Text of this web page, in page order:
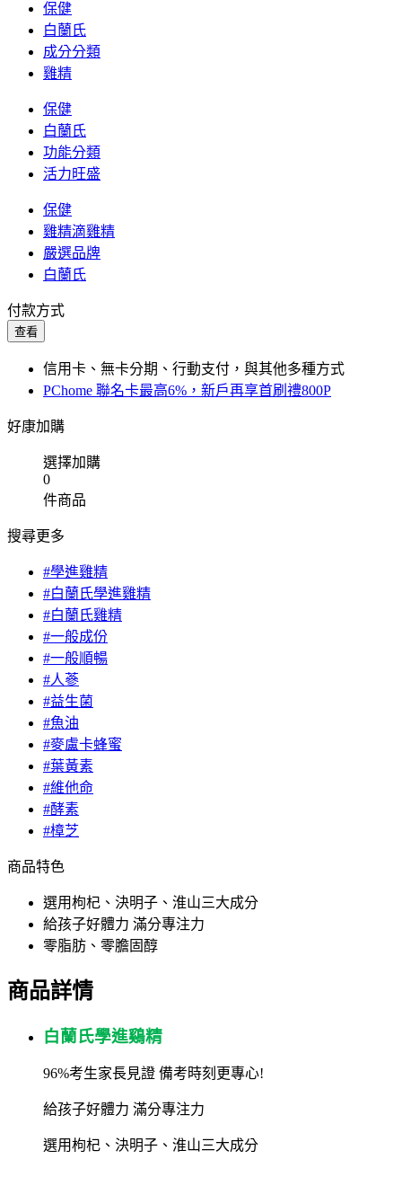
保健
白蘭氏
成分分類
雞精
保健
白蘭氏
功能分類
活力旺盛
保健
雞精滴雞精
嚴選品牌
白蘭氏
付款方式
查看
信用卡、無卡分期、行動支付，與其他多種方式
PChome 聯名卡最高6%，新戶再享首刷禮800P
好康加購
選擇加購
0
件商品
搜尋更多
#學進雞精
#白蘭氏學進雞精
#白蘭氏雞精
#一般成份
#一般順暢
#人蔘
#益生菌
#魚油
#麥盧卡蜂蜜
#葉黃素
#維他命
#酵素
#樟芝
商品特色
選用枸杞、決明子、淮山三大成分
給孩子好體力 滿分專注力
零脂肪、零膽固醇
商品詳情
白蘭氏學進鷄精
96%考生家長見證 備考時刻更專心!
給孩子好體力 滿分專注力
選用枸杞、決明子、淮山三大成分